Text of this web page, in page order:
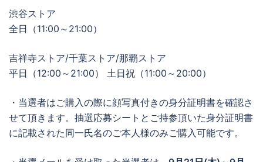
渋谷ストア
全日（11:00～21:00）
吉祥寺ストア/千葉ストア/那覇ストア
平日（12:00～21:00） 土日祝（11:00～20:00）
・当選者はご購入の際に顔写真付きの身分証明書を確認さ
せて頂きます。抽選応募シートとご持参頂いた身分証明書
に記載された同一氏名のご本人様のみご購入可能です。